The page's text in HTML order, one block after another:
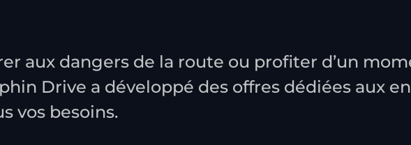
aux dangers de la route ou profiter d’un
Drive a développé des offres dédiées aux
vos besoins.